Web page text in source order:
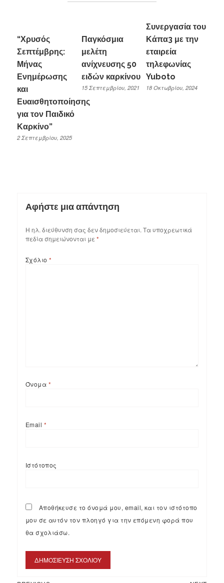
“Χρυσός
Σεπτέμβρης:
Μήνας
Ενημέρωσης
και
Ευαισθητοποίησης
για τον Παιδικό
Καρκίνο”
2 Σεπτεμβρίου, 2025
Παγκόσμια
μελέτη
ανίχνευσης 50
ειδών καρκίνου
15 Σεπτεμβρίου, 2021
Συνεργασία του
Κάπα3 με την
εταιρεία
τηλεφωνίας
Yuboto
18 Οκτωβρίου, 2024
Αφήστε μια απάντηση
Η ηλ. διεύθυνση σας δεν δημοσιεύεται. Τα υποχρεωτικά
πεδία σημειώνονται με *
Σχόλιο *
Όνομα *
Email *
Ιστότοπος
Αποθήκευσε το όνομά μου, email, και τον ιστότοπο
μου σε αυτόν τον πλοηγό για την επόμενη φορά που
θα σχολιάσω.